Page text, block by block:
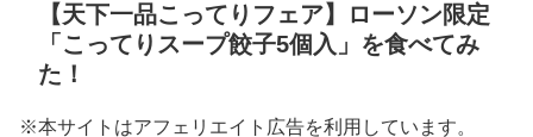
【天下一品こってりフェア】ローソン限定
「こってりスープ餃子5個入」を食べてみ
た！
※本サイトはアフェリエイト広告を利用しています。